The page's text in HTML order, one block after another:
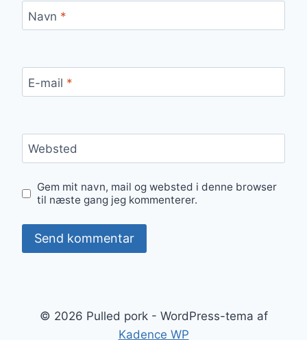
Navn *
E-mail *
Websted
Gem mit navn, mail og websted i denne browser
til næste gang jeg kommenterer.
© 2026 Pulled pork - WordPress-tema af
Kadence WP